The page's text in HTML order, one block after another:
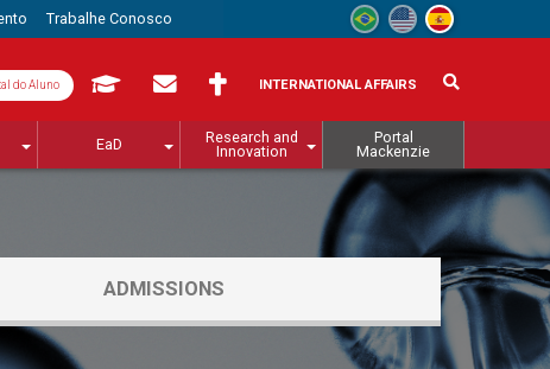
Trabalhe Conosco
do Aluno INTERNATIONAL AFFAIRS
EaD
Research and
Innovation
Portal
Mackenzie
ADMISSIONS